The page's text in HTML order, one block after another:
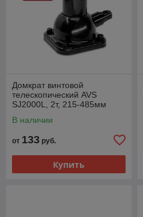
Домкрат винтовой
телескопический AVS
SJ2000L, 2т, 215-485мм
В наличии
от 133 руб.
Купить